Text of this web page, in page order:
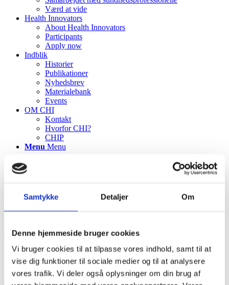
Samtykke Detaljer Om
Denne hjemmeside bruger cookies
Vi bruger cookies til at tilpasse vores indhold, samt til at
vise dig funktioner til sociale medier og til at analysere
vores trafik. Vi deler også oplysninger om din brug af
Værd at vide
Health Innovators
About Health Innovators
Participants
Apply now
Indblik
Historier
Publikationer
Nyhedsbrev
Materialebank
Events
OM CHI
Kontakt
Hvorfor CHI?
CHIP
Menu Menu
TILBAGE TIL ALLE PROJEKTCASES
www.colourbox.com
Ergonomisk håndpude til forebyggelse af